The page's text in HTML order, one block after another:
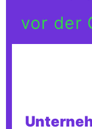
vor der